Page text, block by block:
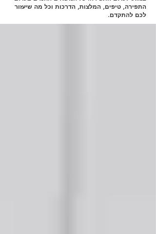
התפירה, טיפים, המלצות, הדרכות וכל מה שיעזור
לכם להתקדם.